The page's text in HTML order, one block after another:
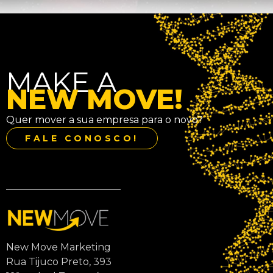
MAKE A
NEW MOVE!
Quer mover a sua empresa para o novo?
FALE CONOSCO!
New Move Marketing
Rua Tijuco Preto, 393